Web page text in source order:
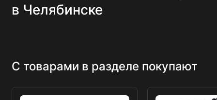
в Челябинске
С товарами в разделе покупают